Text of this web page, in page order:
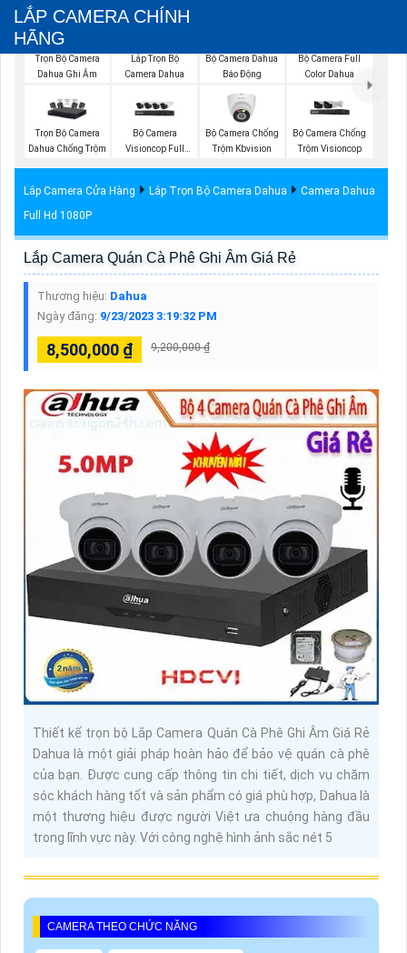
LẮP CAMERA CHÍNH
HÃNG
Trọn Bộ Camera
Dahua Ghi Âm
Lắp Trọn Bộ
Camera Dahua
Bộ Camera Dahua
Báo Động
Bộ Camera Full
Color Dahua
Trọn Bộ Camera
Dahua Chống Trộm
Bộ Camera
Visioncop Full
Bộ Camera Chống
Trộm Kbvision
Bộ Camera Chống
Trộm Visioncop
Lắp Camera Cửa Hàng Lắp Trọn Bộ Camera Dahua
Camera Dahua
Full Hd 1080P
Lắp Camera Quán Cà Phê Ghi Âm Giá Rẻ
Thương hiệu: Dahua
Ngày đăng: 9/23/2023 3:19:32 PM
8,500,000 ₫ 9,200,000 ₫
Thiết kế trọn bộ Lắp Camera Quán Cà Phê Ghi Âm Giá Rẻ
Dahua là một giải pháp hoàn hảo để bảo vệ quán cà phê
của bạn. Được cung cấp thông tin chi tiết, dịch vụ chăm
sóc khách hàng tốt và sản phẩm có giá phù hợp, Dahua là
một thương hiệu được người Việt ưa chuộng hàng đầu
trong lĩnh vực này. Với công nghệ hình ảnh sắc nét 5
CAMERA THEO CHỨC NĂNG